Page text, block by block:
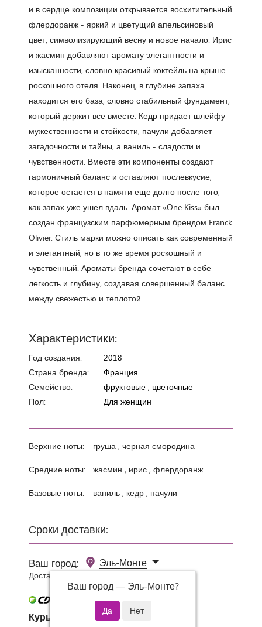
Сроки доставки:
Ваш город:
Эль-Монте
Ваш город — Эль-Монте?
Доставка 0 руб при заказе от 3000 руб.
Курьер СДЭК
и в сердце композиции открывается восхитительный
флердоранж - яркий и цветущий апельсиновый
цвет, символизирующий весну и новое начало. Ирис
и жасмин добавляют аромату элегантности и
изысканности, словно красивый коктейль на крыше
роскошного отеля. Наконец, в глубине запаха
находится его база, словно стабильный фундамент,
который держит все вместе. Кедр придает шлейфу
мужественности и стойкости, пачули добавляет
загадочности и тайны, а ваниль - сладости и
чувственности. Вместе эти компоненты создают
гармоничный баланс и оставляют послевкусие,
которое остается в памяти еще долго после того,
как запах уже ушел вдаль. Аромат «One Kiss» был
создан французским парфюмерным брендом Franck
Olivier. Стиль марки можно описать как современный
и элегантный, но в то же время роскошный и
чувственный. Ароматы бренда сочетают в себе
легкость и глубину, создавая совершенный баланс
между свежестью и теплотой.
Характеристики:
Год создания:
2018
Страна бренда:
Франция
Семейство:
фруктовые , цветочные
Пол:
Для женщин
Верхние ноты: груша , черная смородина
Средние ноты: жасмин , ирис , флердоранж
Базовые ноты: ваниль , кедр , пачули